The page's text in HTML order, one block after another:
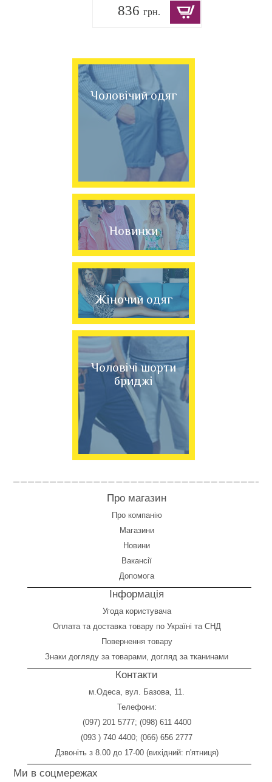
836 грн.
Чоловічий одяг
Новинки
Жіночий одяг
Чоловічі шорти
бриджі
Про магазин
Про компанію
Магазини
Новини
Вакансії
Допомога
Інформація
Угода користувача
Оплата та доставка товару по Україні та СНД
Повернення товару
Знаки догляду за товарами, догляд за тканинами
Контакти
м.Одеса, вул. Базова, 11.
Телефони:
(097) 201 5777; (098) 611 4400
(093 ) 740 4400; (066) 656 2777
Дзвоніть з 8.00 до 17-00 (вихідний: п'ятниця)
Ми в соцмережах